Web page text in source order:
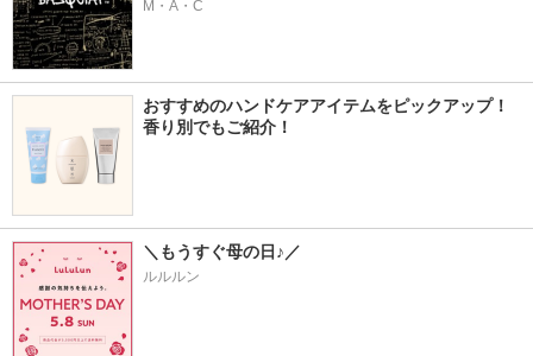
M・A・C
おすすめのハンドケアアイテムをピックアップ！
香り別でもご紹介！
＼もうすぐ母の日♪／
ルルルン